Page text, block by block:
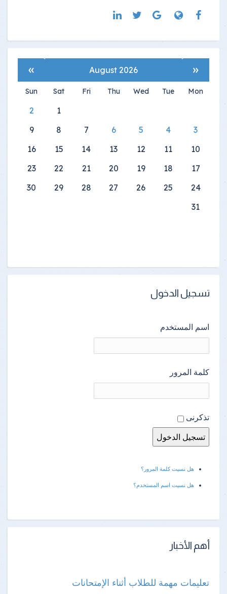
«
August 2026
»
Mon
Tue
Wed
Thu
Fri
Sat
Sun
1
2
3
4
5
6
7
8
9
10
11
12
13
14
15
16
17
18
19
20
21
22
23
24
25
26
27
28
29
30
31
تسجيل الدخول
اسم المستخدم
كلمة المرور
تذكرنى
هل نسيت كلمة المرور؟
هل نسيت اسم المستخدم؟
أهم الأخبار
تعليمات مهمة للطلاب أثناء الإمتحانات